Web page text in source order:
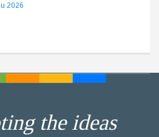
2026
the ideas